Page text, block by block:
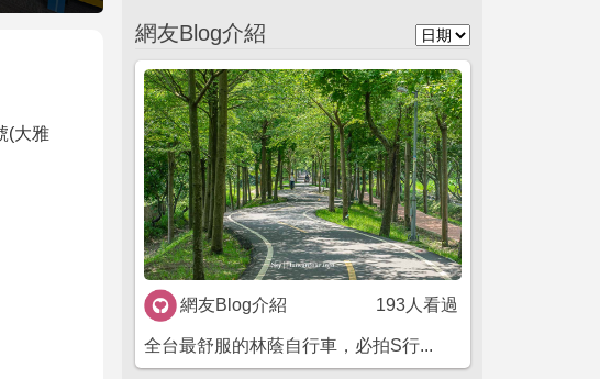
(大雅
網友Blog介紹
網友Blog介紹 193人看過
全台最舒服的林蔭自行車，必拍S行...